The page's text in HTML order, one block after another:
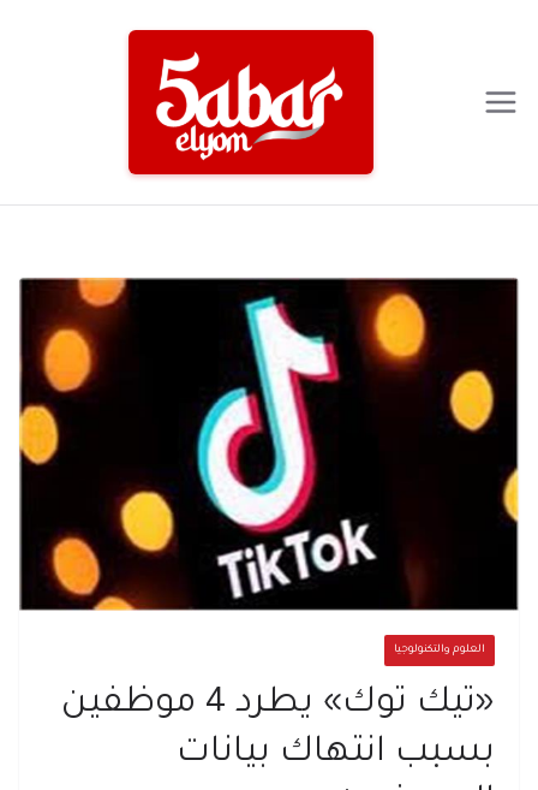
العلوم والتكنولوجيا
«تيك توك» يطرد 4 موظفين
بسبب انتهاك بيانات